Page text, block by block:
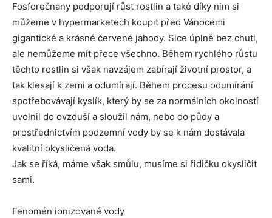
Fosforečnany podporují růst rostlin a také díky nim si
můžeme v hypermarketech koupit před Vánocemi
gigantické a krásné červené jahody. Sice úplně bez chuti,
ale nemůžeme mít přece všechno. Během rychlého růstu
těchto rostlin si však navzájem zabírají životní prostor, a
tak klesají k zemi a odumírají. Během procesu odumírání
spotřebovávají kyslík, který by se za normálních okolností
uvolnil do ovzduší a sloužil nám, nebo do půdy a
prostřednictvím podzemní vody by se k nám dostávala
kvalitní okysličená voda.
Jak se říká, máme však smůlu, musíme si řidičku okysličit
sami.
Fenomén ionizované vody